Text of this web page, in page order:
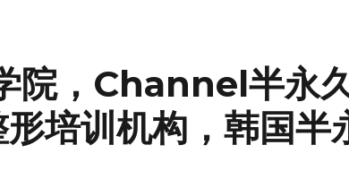
院，Channel半永
培训机构，韩国半